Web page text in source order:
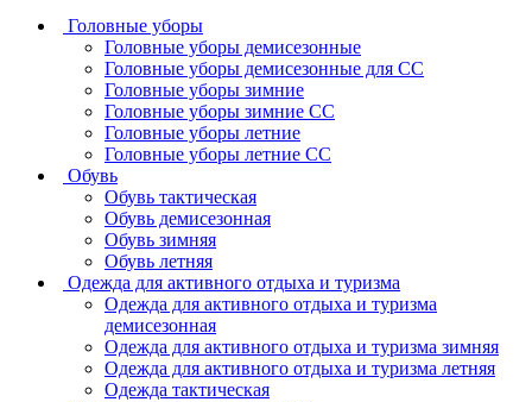
Головные уборы
Головные уборы демисезонные
Головные уборы демисезонные для СС
Головные уборы зимние
Головные уборы зимние СС
Головные уборы летние
Головные уборы летние СС
Обувь
Обувь тактическая
Обувь демисезонная
Обувь зимняя
Обувь летняя
Одежда для активного отдыха и туризма
Одежда для активного отдыха и туризма
демисезонная
Одежда для активного отдыха и туризма зимняя
Одежда для активного отдыха и туризма летняя
Одежда тактическая